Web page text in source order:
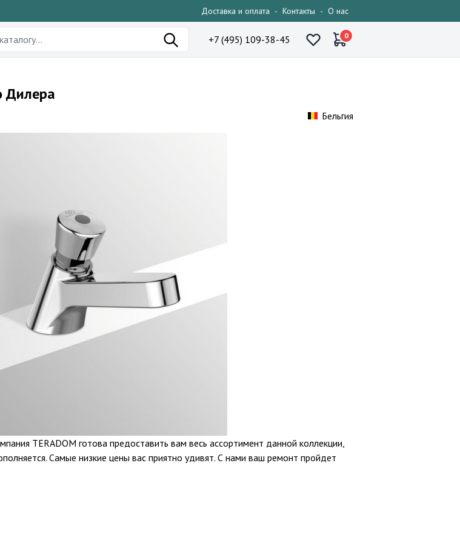
Доставка и оплата - Контакты - О нас
+7 (495) 109-38-45 0
Дилера
Бельгия
TERADOM готова предоставить вам весь ассортимент данной коллекции,
Самые низкие цены вас приятно удивят. С нами ваш ремонт пройдет